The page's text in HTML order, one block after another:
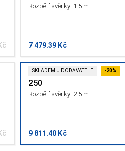
Rozpětí svěrky: 1.5 m.
7 479.39 Kč
SKLADEM U DODAVATELE -20%
250
Rozpětí svěrky: 2.5 m.
9 811.40 Kč